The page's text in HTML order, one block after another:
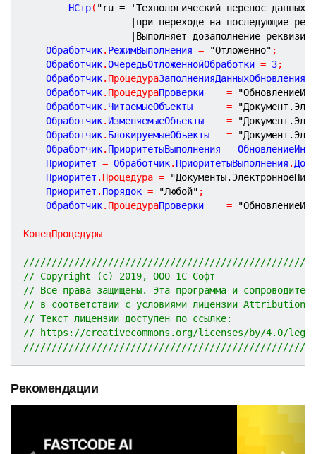
		НСтр
( "ru = 'Технологический перенос данных
|при переходе на последующие
|Выполняет дозаполнение
	Обработчик
. РежимВыполнения = "Отложенно" ;
	Обработчик
.ОчередьОтложеннойОбработки = 3;
	Обработчик
. ПроцедураЗаполненияДанныхОбновления
	Обработчик
. ПроцедураПроверки =
	Обработчик
. ЧитаемыеОбъекты =
	Обработчик
. ИзменяемыеОбъекты =
	Обработчик
. БлокируемыеОбъекты =
	Обработчик
. ПриоритетыВыполнения =
	Приоритет
= Обработчик. ПриоритетыВыполнения .
	Приоритет
. Процедура =
	Приоритет
. Порядок = "Любой" ;
	Обработчик
. ПроцедураПроверки =
КонецПроцедуры
// Copyright (c) 2019, ООО 1С-Софт
// Все права защищены. Эта программа и
// в соответствии с условиями лицензии
// Текст лицензии доступен по ссылке:
// https://creativecommons.org/licenses/by/4.0/
Рекомендации
N